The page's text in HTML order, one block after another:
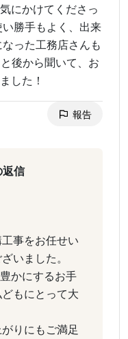
にかけてくださっ
勝手もよく、出来
った工務店さんも
後から聞いて、お
した！
報告
信
事をお任せい
いました。
かにするお手
もにとって大
りにもご満足